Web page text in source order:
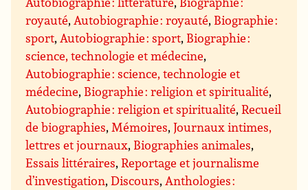
royauté,Autobiographie : royauté, Biographie :
sport,Autobiographie : sport, Biographie :
science, technologie et médecine,
Autobiographie : science, technologie et
médecine, Biographie : religion et spiritualité,
Autobiographie : religion et spiritualité,Recueil
de biographies,Mémoires,Journaux intimes,
lettres et journaux, Biographies animales,
Essais littéraires,Reportage et journalisme
d’investigation,Discours,Anthologies :